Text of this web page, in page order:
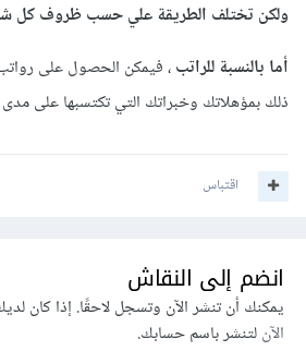
ولكن تختلف الطريقة علي حسب ظروف
أما بالنسبة للراتب، فيمكن الحصول على
ذلك بمؤهلاتك وخبراتك التي تكتسبها على
اقتباس
انضم إلى النقاش
يمكنك أن تنشر الآن وتسجل لاحقًا. إذا كان
الآنلتنشر باسم حسابك.